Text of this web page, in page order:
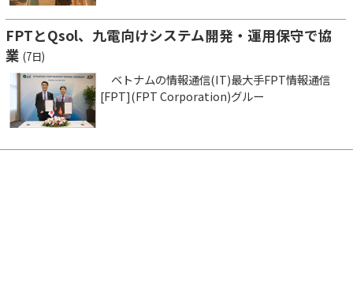
FPTとQsol、九電向けシステム開発・運用保守で協
業 (7日)
ベトナムの情報通信(IT)最大手FPT情報通信
[FPT](FPT Corporation)グルー